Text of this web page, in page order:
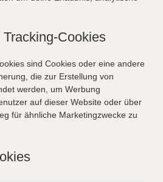
Cookies
sind Cookies oder eine andere
die zur Erstellung von
werden, um Werbung
auf dieser Website oder über
für ähnliche Marketingzwecke zu